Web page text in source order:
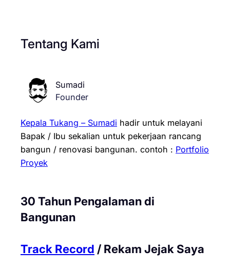
Tentang Kami
Sumadi
Founder
Kepala Tukang – Sumadi hadir untuk melayani
Bapak / Ibu sekalian untuk pekerjaan rancang
bangun / renovasi bangunan. contoh : Portfolio
Proyek
30 Tahun Pengalaman di
Bangunan
Track Record / Rekam Jejak Saya